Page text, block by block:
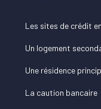
Les sites de crédit
Un logement
Une résidence
La caution bancaire